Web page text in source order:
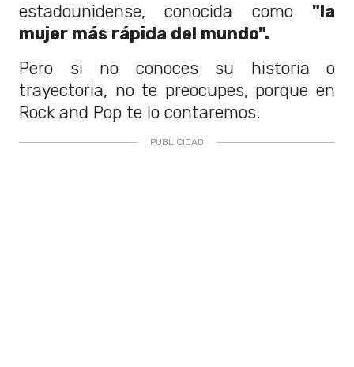
estadounidense, conocida como "la
mujer más rápida del mundo".
Pero si no conoces su historia o
trayectoria, no te preocupes, porque en
Rock and Pop te lo contaremos.